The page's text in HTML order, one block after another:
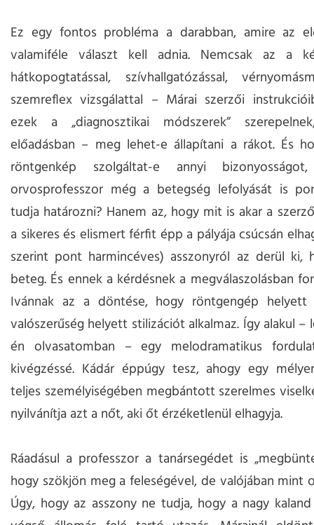
Ez egy fontos probléma a darabban, amire az
valamiféle választ kell adnia. Nemcsak az a
hátkopogtatással, szívhallgatózással,
szemreflex vizsgálattal – Márai szerzői
ezek a „diagnosztikai módszerek”
előadásban – meg lehet-e állapítani a rákot. És
röntgenkép szolgáltat-e annyi
orvosprofesszor még a betegség lefolyását is
tudja határozni? Hanem az, hogy mit is akar a
a sikeres és elismert férfit épp a pályája csúcsán
szerint pont harmincéves) asszonyról az derül ki,
beteg. És ennek a kérdésnek a megválaszolásban
Ivánnak az a döntése, hogy röntgengép helyett
valószerűség helyett stilizációt alkalmaz. Így alakul –
én olvasatomban – egy melodramatikus
kivégzéssé. Kádár éppúgy tesz, ahogy egy
teljes személyiségében megbántott szerelmes
nyilvánítja azt a nőt, aki őt érzéketlenül elhagyja.
Ráadásul a professzor a tanársegédet is
hogy szökjön meg a feleségével, de valójában mint
Úgy, hogy az asszony ne tudja, hogy a nagy